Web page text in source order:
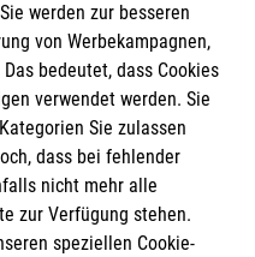
werden zur besseren
von Werbekampagnen,
bedeutet, dass Cookies
verwendet werden. Sie
Sie zulassen
dass bei fehlender
nicht mehr alle
zur Verfügung stehen.
speziellen Cookie-